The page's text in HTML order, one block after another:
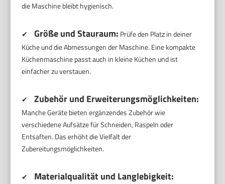
die Maschine bleibt hygienisch.
✔ Größe und Stauraum: Prüfe den Platz in deiner
Küche und die Abmessungen der Maschine. Eine kompakte
Küchenmaschine passt auch in kleine Küchen und ist
einfacher zu verstauen.
✔ Zubehör und Erweiterungsmöglichkeiten:
Manche Geräte bieten ergänzendes Zubehör wie
verschiedene Aufsätze für Schneiden, Raspeln oder
Entsaften. Das erhöht die Vielfalt der
Zubereitungsmöglichkeiten.
✔ Materialqualität und Langlebigkeit: